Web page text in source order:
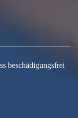
beschädigungsfrei